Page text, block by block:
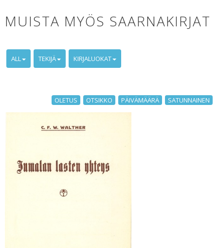
MUISTA MYÖS SAARNAKIRJAT
ALL TEKIJÄ KIRJALUOKAT
OLETUS OTSIKKO PÄIVÄMÄÄRÄ SATUNNAINEN